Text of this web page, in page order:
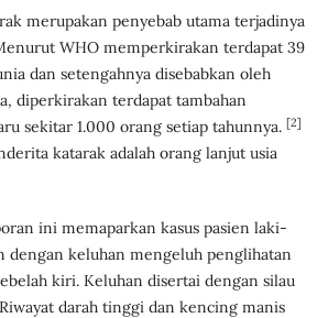
merupakan penyebab utama terjadinya
WHO memperkirakan terdapat 39
dan setengahnya disebabkan oleh
diperkirakan terdapat tambahan
sekitar 1.000 orang setiap tahunnya. [2]
katarak adalah orang lanjut usia
ini memaparkan kasus pasien laki-
dengan keluhan mengeluh penglihatan
kiri. Keluhan disertai dengan silau
darah tinggi dan kencing manis